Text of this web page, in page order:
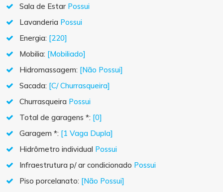
Sala de Estar Possui
Lavanderia Possui
Energia: [220]
Mobilia: [Mobiliado]
Hidromassagem: [Não Possui]
Sacada: [C/ Churrasqueira]
Churrasqueira Possui
Total de garagens *: [0]
Garagem *: [1 Vaga Dupla]
Hidrômetro individual Possui
Infraestrutura p/ ar condicionado Possui
Piso porcelanato: [Não Possui]